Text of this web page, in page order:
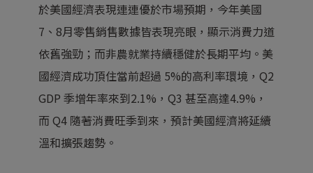
於美國經濟表現連連優於市場預期，今年美國
7、8月零售銷售數據皆表現亮眼，顯示消費力道
依舊強勁；而非農就業持續穩健於長期平均。美
國經濟成功頂住當前超過 5%的高利率環境，Q2
GDP 季增年率來到2.1%，Q3 甚至高達4.9%，
而 Q4 隨著消費旺季到來，預計美國經濟將延續
溫和擴張趨勢。